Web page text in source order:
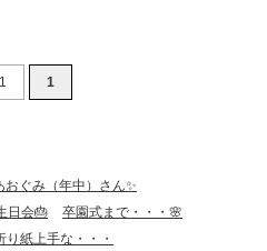
1
おぐみ（年中）さん✨
日会🎂
卒園式まで・・・🌸
り紙上手な・・・